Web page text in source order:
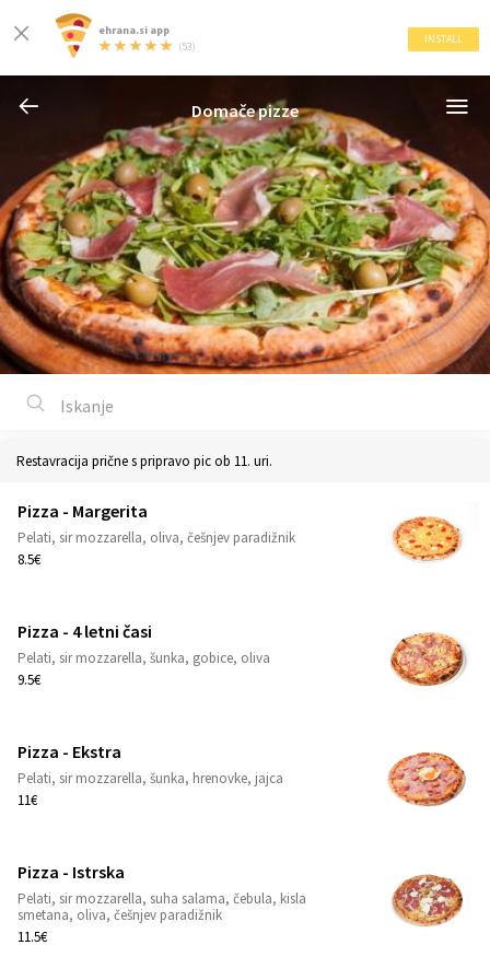
ehrana.si app
(53)
INSTALL
Domače pizze
Restavracija prične s pripravo pic ob 11. uri.
Pizza - Margerita
Pelati, sir mozzarella, oliva, češnjev paradižnik
8.5€
Pizza - 4 letni časi
Pelati, sir mozzarella, šunka, gobice, oliva
9.5€
Pizza - Ekstra
Pelati, sir mozzarella, šunka, hrenovke, jajca
11€
Pizza - Istrska
Pelati, sir mozzarella, suha salama, čebula, kisla
smetana, oliva, češnjev paradižnik
11.5€